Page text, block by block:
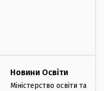
Новини Освіти
Міністерство освіти та